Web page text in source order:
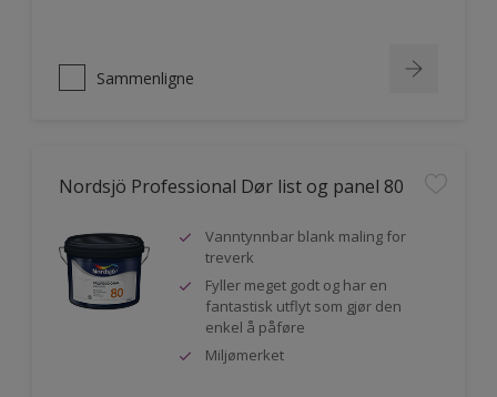
Sammenligne
Nordsjö Professional Dør list og panel 80
Vanntynnbar blank maling for
treverk
Fyller meget godt og har en
fantastisk utflyt som gjør den
enkel å påføre
Miljømerket